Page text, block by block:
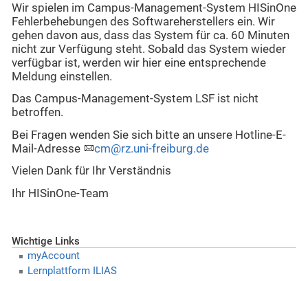
Wir spielen im Campus-Management-System HISinOne
Fehlerbehebungen des Softwareherstellers ein. Wir
gehen davon aus, dass das System für ca. 60 Minuten
nicht zur Verfügung steht. Sobald das System wieder
verfügbar ist, werden wir hier eine entsprechende
Meldung einstellen.
Das Campus-Management-System LSF ist nicht
betroffen.
Bei Fragen wenden Sie sich bitte an unsere Hotline-E-
Mail-Adresse
cm@rz.uni-freiburg.de
Vielen Dank für Ihr Verständnis
Ihr HISinOne-Team
Wichtige Links
myAccount
Lernplattform ILIAS